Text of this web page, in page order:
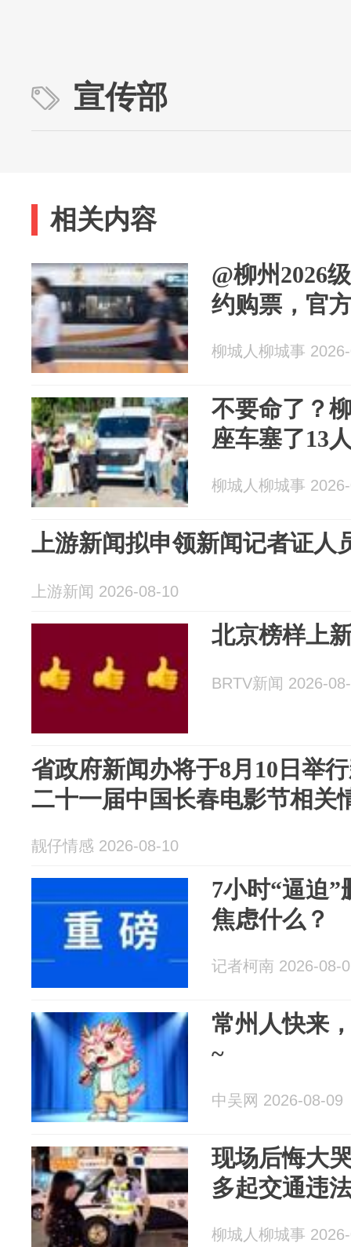
宣传部
相关内容
@柳州2026
约购票，官
柳城人柳城事
不要命了？
座车塞了13
柳城人柳城事
上游新闻拟申领新闻记者证
上游新闻 2026-08-10
北京榜样上
BRTV新闻 2026-
省政府新闻办将于8月10日举
二十一届中国长春电影节相关
靓仔情感 2026-08-10
7小时“逼迫
焦虑什么？
记者柯南 2026-08-
常州人快来
~
中吴网 2026-08-09
现场后悔大
多起交通违
柳城人柳城事